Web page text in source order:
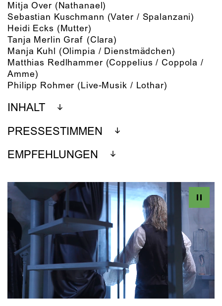
Mitja Over (Nathanael)
Sebastian Kuschmann (Vater / Spalanzani)
Heidi Ecks (Mutter)
Tanja Merlin Graf (Clara)
Manja Kuhl (Olimpia / Dienstmädchen)
Matthias Redlhammer (Coppelius / Coppola /
Amme)
Philipp Rohmer (Live-Musik / Lothar)
INHALT
PRESSESTIMMEN
EMPFEHLUNGEN